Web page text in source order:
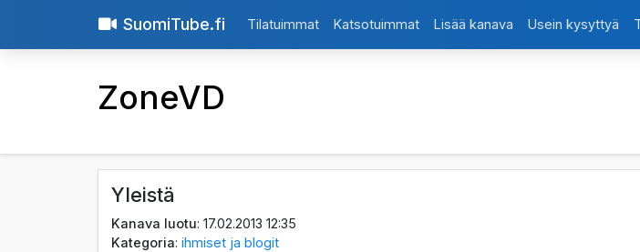
SuomiTube.fi Tilatuimmat Katsotuimmat Lisää kanava Usein kysyttyä
ZoneVD
Yleistä
Kanava luotu: 17.02.2013 12:35
Kategoria:ihmiset ja blogit